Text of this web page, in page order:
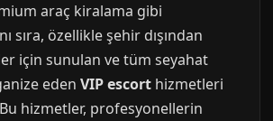
araç kiralama gibi
sıra, özellikle şehir dışından
için sunulan ve tüm seyahat
eden VIP escort hizmetleri
hizmetler, profesyonellerin